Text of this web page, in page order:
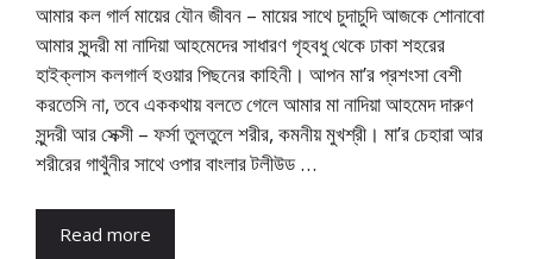
আমার কল গার্ল মায়ের যৌন জীবন – মায়ের সাথে চুদাচুদি আজকে শোনাবো
আমার সুন্দরী মা নাদিয়া আহমেদের সাধারণ গৃহবধু থেকে ঢাকা শহরের
হাইক্লাস কলগার্ল হওয়ার পিছনের কাহিনী। আপন মা’র প্রশংসা বেশী
করতেসি না, তবে এককথায় বলতে গেলে আমার মা নাদিয়া আহমেদ দারুণ
সুন্দরী আর সেক্সী – ফর্সা তুলতুলে শরীর, কমনীয় মুখশ্রী। মা’র চেহারা আর
শরীরের গাথুঁনীর সাথে ওপার বাংলার টলীউড …
Read more